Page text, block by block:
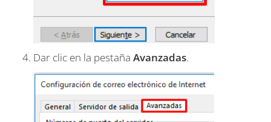
Dar clic en la pestaña Avanzadas.